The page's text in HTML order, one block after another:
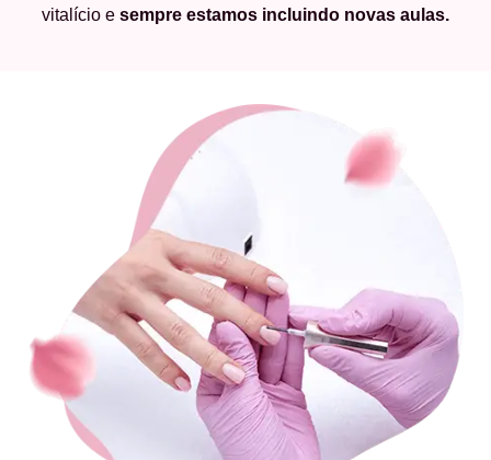
vitalício e sempre estamos incluindo novas aulas.